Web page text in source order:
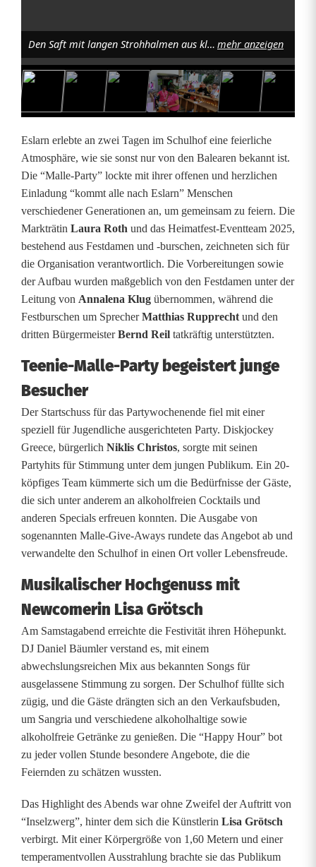
m
a
n
-
S
t
i
m
m
u
n
g
b
e
l
e
b
t
E
s
l
a
r
n
e
r
S
c
h
Den Saft mit langen Strohhalmen aus kleinen Eimern genießen, war für den Nachwuchs etwas Besonderes. Foto: Karl Ziegler mehr anzeigen
Eslarn erlebte an zwei Tagen im Schulhof eine feierliche
Atmosphäre, wie sie sonst nur von den Balearen bekannt ist.
Die “Malle-Party” lockte mit ihrer offenen und herzlichen
Einladung “kommt alle nach Eslarn” Menschen
verschiedener Generationen an, um gemeinsam zu feiern. Die
Markträtin Laura Roth und das Heimatfest-Eventteam 2025,
bestehend aus Festdamen und -burschen, zeichneten sich für
die Organisation verantwortlich. Die Vorbereitungen sowie
der Aufbau wurden maßgeblich von den Festdamen unter der
Leitung von Annalena Klug übernommen, während die
Festburschen um SprecherMatthias Rupprecht und den
dritten BürgermeisterBernd Reil tatkräftig unterstützten.
Teenie-Malle-Party begeistert junge
Besucher
Der Startschuss für das Partywochenende fiel mit einer
speziell für Jugendliche ausgerichteten Party. Diskjockey
Greece, bürgerlich Niklis Christos, sorgte mit seinen
Partyhits für Stimmung unter dem jungen Publikum. Ein 20-
köpfiges Team kümmerte sich um die Bedürfnisse der Gäste,
die sich unter anderem an alkoholfreien Cocktails und
anderen Specials erfreuen konnten. Die Ausgabe von
sogenannten Malle-Give-Aways rundete das Angebot ab und
verwandelte den Schulhof in einen Ort voller Lebensfreude.
Musikalischer Hochgenuss mit
Newcomerin Lisa Grötsch
Am Samstagabend erreichte die Festivität ihren Höhepunkt.
DJ Daniel Bäumler verstand es, mit einem
abwechslungsreichen Mix aus bekannten Songs für
ausgelassene Stimmung zu sorgen. Der Schulhof füllte sich
zügig, und die Gäste drängten sich an den Verkaufsbuden,
um Sangria und verschiedene alkoholhaltige sowie
alkoholfreie Getränke zu genießen. Die “Happy Hour” bot
zu jeder vollen Stunde besondere Angebote, die die
Feiernden zu schätzen wussten.
Das Highlight des Abends war ohne Zweifel der Auftritt von
“Inselzwerg”, hinter dem sich die Künstlerin Lisa Grötsch
verbirgt. Mit einer Körpergröße von 1,60 Metern und einer
temperamentvollen Ausstrahlung brachte sie das Publikum